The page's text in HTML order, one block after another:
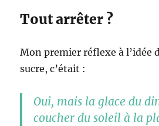
Tout arrêter ?
Mon premier réflexe à l’idée
sucre, c’était :
Oui, mais la glace du
coucher du soleil à la